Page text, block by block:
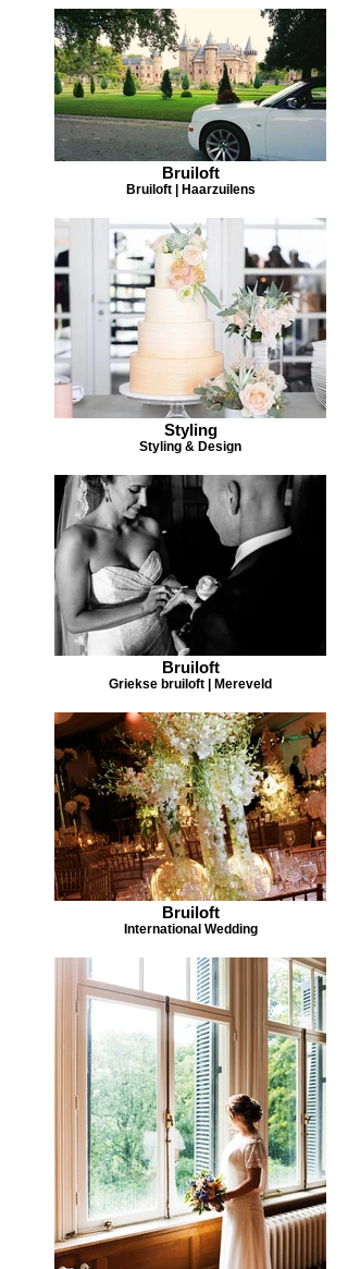
Bruiloft
Bruiloft | Haarzuilens
Styling
Styling & Design
Bruiloft
Griekse bruiloft | Mereveld
Bruiloft
International Wedding